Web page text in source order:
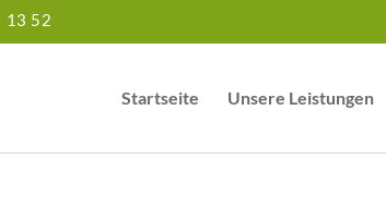
13 52
Startseite Unsere Leistungen